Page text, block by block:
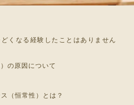
くなる経験したことはありません
の原因について
（恒常性）とは？